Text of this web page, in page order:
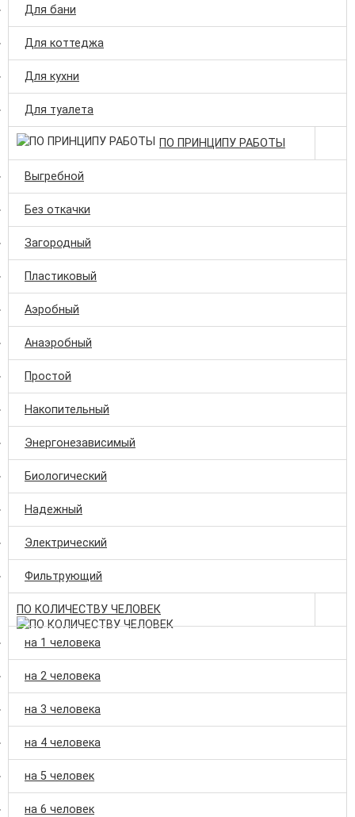
Для бани
Для коттеджа
Для кухни
Для туалета
ПО ПРИНЦИПУ РАБОТЫ
Выгребной
Без откачки
Загородный
Пластиковый
Аэробный
Анаэробный
Простой
Накопительный
Энергонезависимый
Биологический
Надежный
Электрический
Фильтрующий
ПО КОЛИЧЕСТВУ ЧЕЛОВЕК
на 1 человека
на 2 человека
на 3 человека
на 4 человека
на 5 человек
на 6 человек